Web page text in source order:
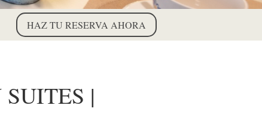
HAZ TU RESERVA AHORA
|